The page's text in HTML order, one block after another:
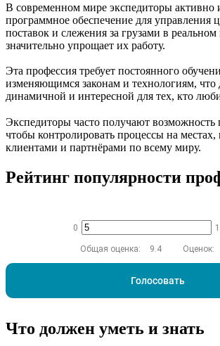
В современном мире экспедиторы активно
программное обеспечение для управления
поставок и слежения за грузами в
значительно упрощает их работу.
Эта профессия требует постоянного
изменяющимся законам и технологиям, что
динамичной и интересной для тех, кто
Экспедиторы часто получают возможность
чтобы контролировать процессы на местах,
клиентами и партнёрами по всему миру.
Рейтинг популярности
0
Общая оценка: 9.4 Оценок:
Голосовать
Что должен уметь и знать